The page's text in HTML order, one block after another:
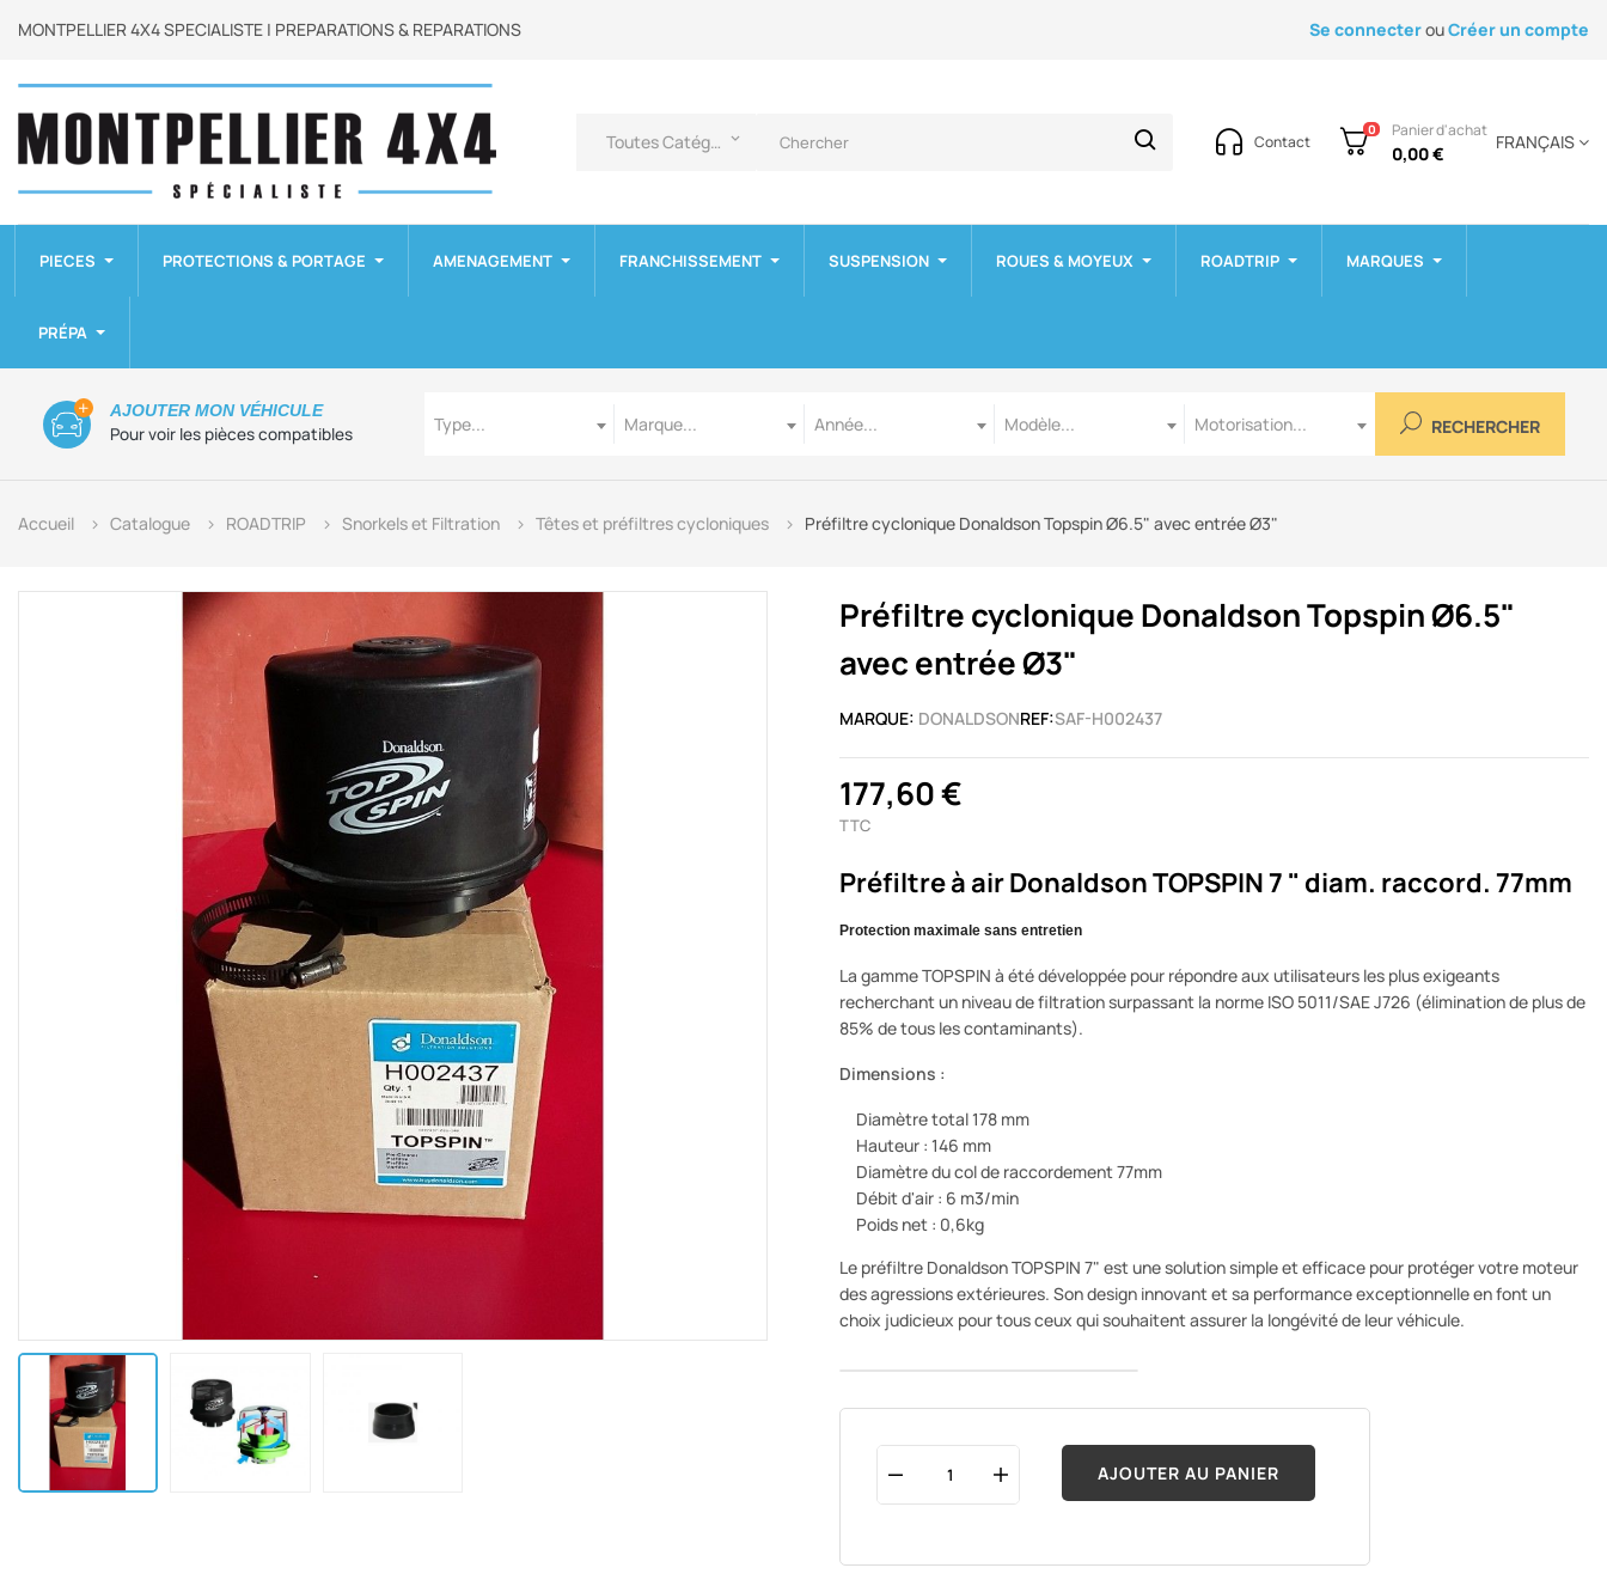
MONTPELLIER 4X4 SPECIALISTE | PREPARATIONS & REPARATIONS Se connecterouCréer un compte
Toutes Catégories keyboard_arrow_down Contact
0 Panier d'achat
0,00 €
FRANÇAIS
PIECES PROTECTIONS & PORTAGE AMENAGEMENT FRANCHISSEMENT SUSPENSION ROUES & MOYEUX ROADTRIP MARQUES
PRÉPA
Pour voir les pièces compatibles
AJOUTER MON VÉHICULE
Type...
Marque...
Année...
Modèle...
Motorisation...
RECHERCHER
Accueil Catalogue ROADTRIP Snorkels et Filtration Têtes et préfiltres cycloniques Préfiltre cyclonique Donaldson Topspin Ø6.5" avec entrée Ø3"
Préfiltre cyclonique Donaldson Topspin Ø6.5"
avec entrée Ø3"
MARQUE: DONALDSONREF:SAF-H002437
177,60 €
TTC
Préfiltre à air Donaldson TOPSPIN 7 " diam. raccord. 77mm
Protection maximale sans entretien
La gamme TOPSPIN à été développée pour répondre aux utilisateurs les plus exigeants
recherchant un niveau de filtration surpassant la norme ISO 5011/SAE J726 (élimination de plus de
85% de tous les contaminants).
Dimensions :
Diamètre total 178 mm
Hauteur : 146 mm
Diamètre du col de raccordement 77mm
Débit d'air : 6 m3/min
Poids net : 0,6kg
Le préfiltre Donaldson TOPSPIN 7" est une solution simple et efficace pour protéger votre moteur
des agressions extérieures. Son design innovant et sa performance exceptionnelle en font un
choix judicieux pour tous ceux qui souhaitent assurer la longévité de leur véhicule.
AJOUTER AU PANIER